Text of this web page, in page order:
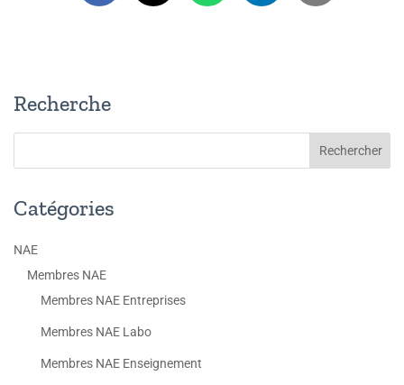
Recherche
Catégories
NAE
Membres NAE
Membres NAE Entreprises
Membres NAE Labo
Membres NAE Enseignement